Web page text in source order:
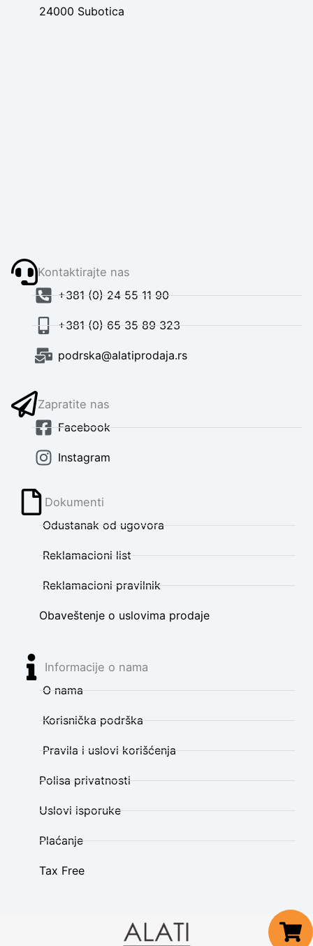
24000 Subotica
Kontaktirajte nas
+381 (0) 24 55 11 90
+381 (0) 65 35 89 323
podrska@alatiprodaja.rs
Zapratite nas
Facebook
Instagram
Dokumenti
Odustanak od ugovora
Reklamacioni list
Reklamacioni pravilnik
Obaveštenje o uslovima prodaje
Informacije o nama
O nama
Korisnička podrška
Pravila i uslovi korišćenja
Polisa privatnosti
Uslovi isporuke
Plaćanje
Tax Free